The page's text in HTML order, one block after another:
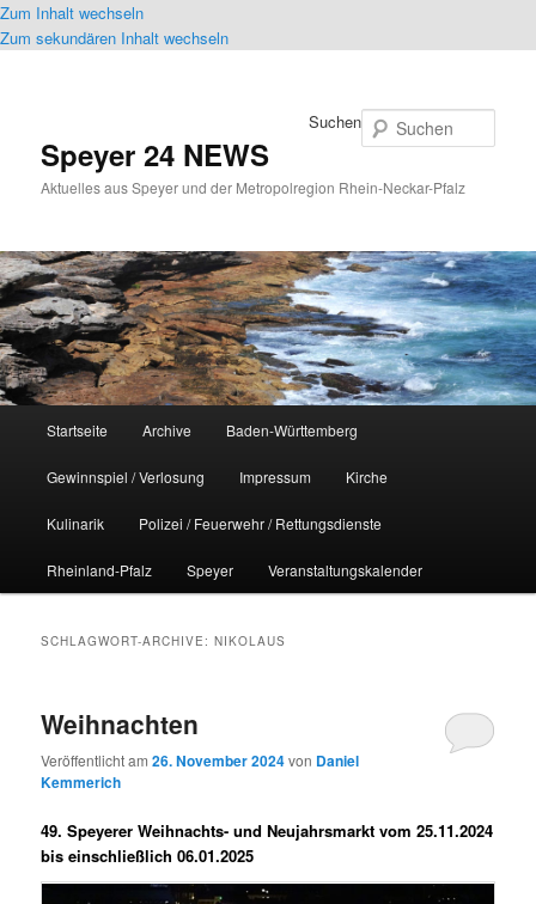
Zum Inhalt wechseln
Zum sekundären Inhalt wechseln
Speyer 24 NEWS
Aktuelles aus Speyer und der Metropolregion Rhein-Neckar-Pfalz
Suchen
Startseite Archive Baden-Württemberg
Gewinnspiel / Verlosung Impressum Kirche
Kulinarik Polizei / Feuerwehr / Rettungsdienste
Rheinland-Pfalz Speyer Veranstaltungskalender
SCHLAGWORT-ARCHIVE:NIKOLAUS
Weihnachten
Veröffentlicht am26. November 2024von Daniel
Kemmerich
49. Speyerer Weihnachts- und Neujahrsmarkt vom 25.11.2024
bis einschließlich 06.01.2025